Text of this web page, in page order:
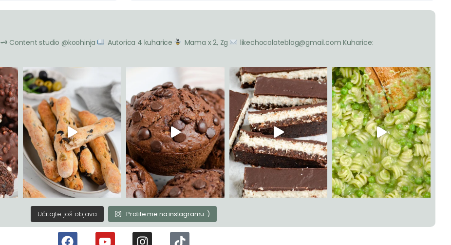
🗝 Content studio @koohinja Autorica 4 kuharice Mama x 2, Zg likechocolateblog@gmail.com Kuharice:
Učitajte još objava Pratite me na instagramu :)